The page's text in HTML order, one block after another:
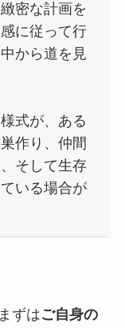
密な計画を
に従って行
から道を見
式が、ある
作り、仲間
そして生存
いる場合が
ずはご自身の